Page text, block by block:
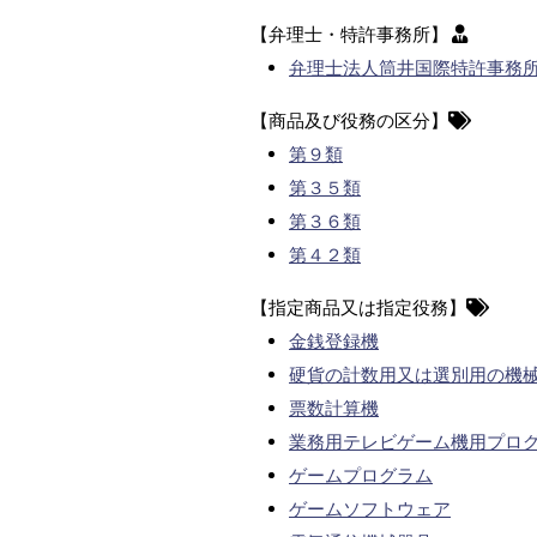
【弁理士・特許事務所】
弁理士法人筒井国際特許事務
【商品及び役務の区分】
第９類
第３５類
第３６類
第４２類
【指定商品又は指定役務】
金銭登録機
硬貨の計数用又は選別用の機
票数計算機
業務用テレビゲーム機用プロ
ゲームプログラム
ゲームソフトウェア